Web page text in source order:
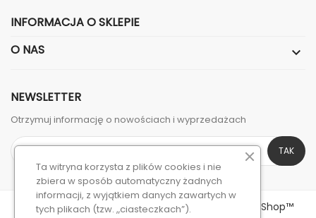
INFORMACJA O SKLEPIE
O NAS

NEWSLETTER
Otrzymuj informację o nowościach i wyprzedażach
© 2026 - sklep internetowy stworzony od PrestaShop™
Ta witryna korzysta z plików cookies i nie
zbiera w sposób automatyczny żadnych
informacji, z wyjątkiem danych zawartych w
tych plikach (tzw. „ciasteczkach”).